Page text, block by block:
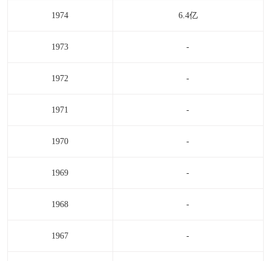
1974 6.4亿
1973 -
1972 -
1971 -
1970 -
1969 -
1968 -
1967 -